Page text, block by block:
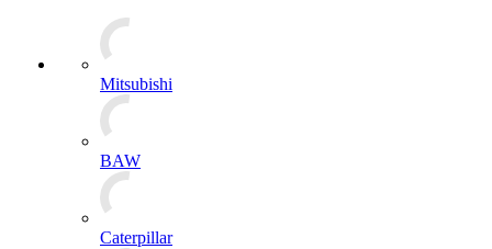
Mitsubishi
BAW
Caterpillar